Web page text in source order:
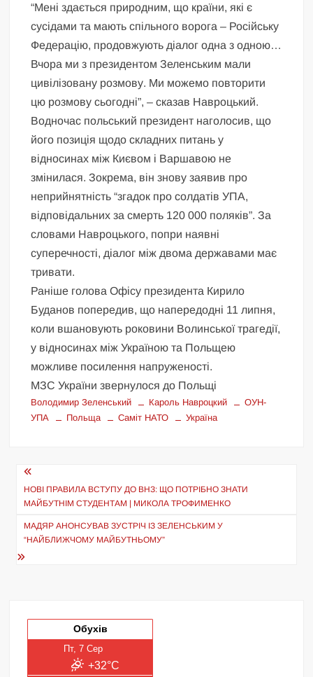
“Мені здається природним, що країни, які є
сусідами та мають спільного ворога – Російську
Федерацію, продовжують діалог одна з одною…
Вчора ми з президентом Зеленським мали
цивілізовану розмову. Ми можемо повторити
цю розмову сьогодні”, – сказав Навроцький.
Водночас польський президент наголосив, що
його позиція щодо складних питань у
відносинах між Києвом і Варшавою не
змінилася. Зокрема, він знову заявив про
неприйнятність “згадок про солдатів УПА,
відповідальних за смерть 120 000 поляків”. За
словами Навроцького, попри наявні
суперечності, діалог між двома державами має
тривати.
Раніше голова Офісу президента Кирило
Буданов попередив, що напередодні 11 липня,
коли вшановують роковини Волинської трагедії,
у відносинах між Україною та Польщею
можливе посилення напруженості.
МЗС України звернулося до Польщі
Володимир Зеленський Кароль Навроцкий
ОУН-
УПА
Польща Саміт НАТО Україна
Навігація
записів
НОВІ ПРАВИЛА ВСТУПУ ДО ВНЗ: ЩО ПОТРІБНО ЗНАТИ
МАЙБУТНІМ СТУДЕНТАМ | МИКОЛА ТРОФИМЕНКО
МАДЯР АНОНСУВАВ ЗУСТРІЧ ІЗ ЗЕЛЕНСЬКИМ У
“НАЙБЛИЖЧОМУ МАЙБУТНЬОМУ”
Обухів
Пт, 7 Сер
+32°C